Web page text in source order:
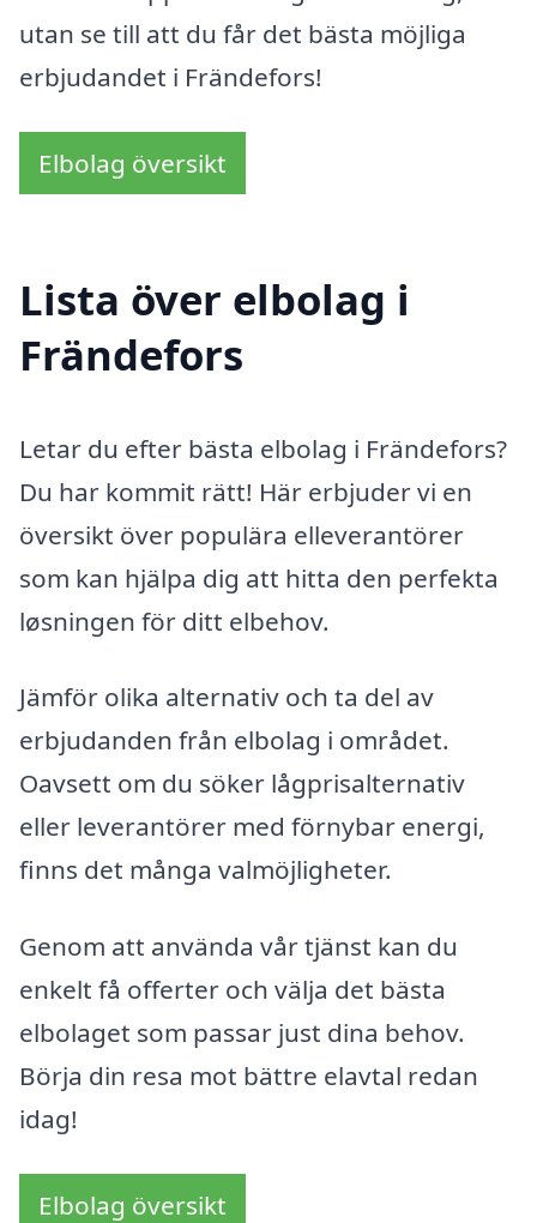
utan se till att du får det bästa möjliga
erbjudandet i Frändefors!
Elbolag översikt
Lista över elbolag i
Frändefors
Letar du efter bästa elbolag i Frändefors?
Du har kommit rätt! Här erbjuder vi en
översikt över populära elleverantörer
som kan hjälpa dig att hitta den perfekta
løsningen för ditt elbehov.
Jämför olika alternativ och ta del av
erbjudanden från elbolag i området.
Oavsett om du söker lågprisalternativ
eller leverantörer med förnybar energi,
finns det många valmöjligheter.
Genom att använda vår tjänst kan du
enkelt få offerter och välja det bästa
elbolaget som passar just dina behov.
Börja din resa mot bättre elavtal redan
idag!
Elbolag översikt